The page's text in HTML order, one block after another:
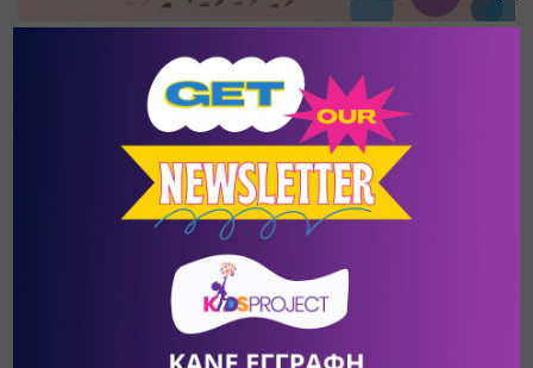
Είμαστε εδώ για να φέρουμε τη χαρά και τον
ενθουσιασμό σε κάθε παιδικό πάρτι!
Με πολλή αγάπη και δημιουργικότητα δημιουργούμε
αξέχαστες στιγμές για τα παιδιά σας!
Ταξιδέψτε μαζί μας στο πιο
αξέχαστο - μαγικό παιδικό πάρτι !
Μπορείτε να επικοινωνήσετε μαζί μας με τους παρακάτω